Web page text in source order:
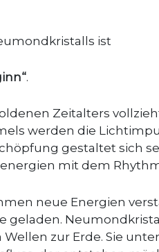
ist
.
Zeitalters
werden die
gestaltet sich
mit dem
neue Energien
geladen.
zur Erde. Sie